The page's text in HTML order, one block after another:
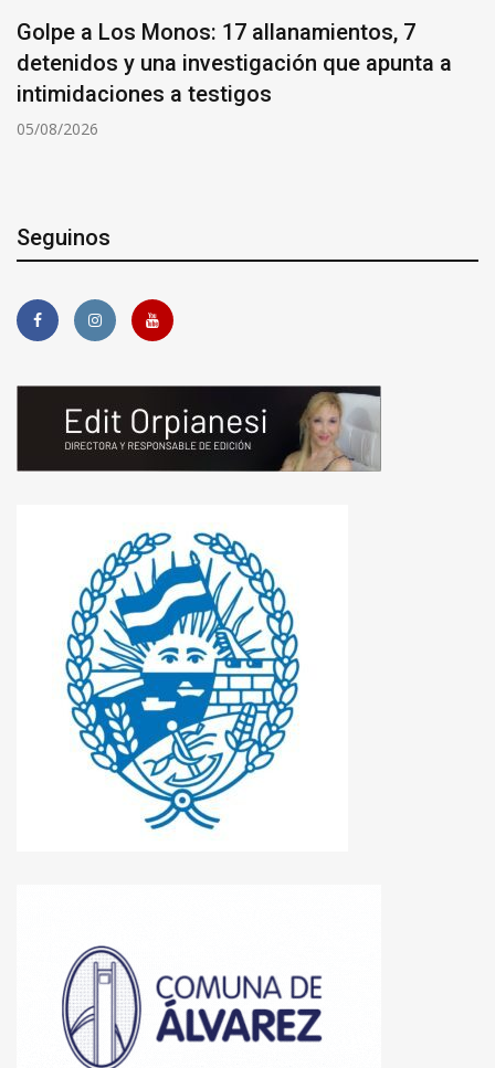
Golpe a Los Monos: 17 allanamientos, 7
detenidos y una investigación que apunta a
intimidaciones a testigos
05/08/2026
Seguinos